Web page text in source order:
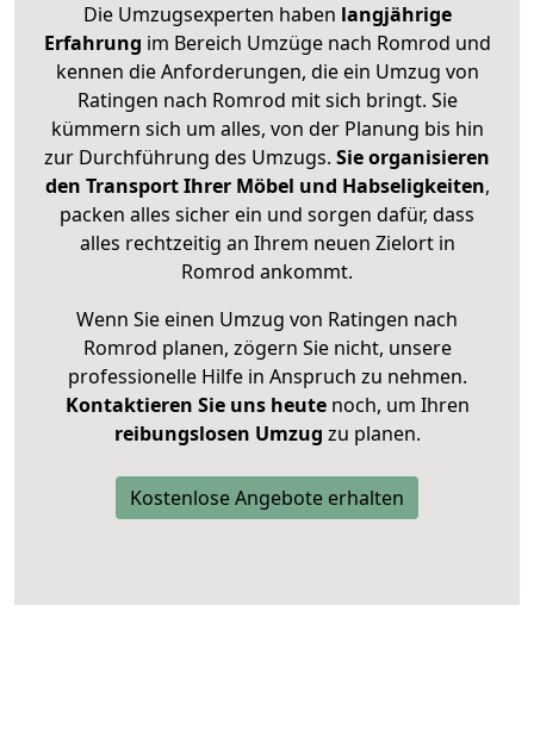
Die Umzugsexperten haben langjährige
Erfahrung im Bereich Umzüge nach Romrod und
kennen die Anforderungen, die ein Umzug von
Ratingen nach Romrod mit sich bringt. Sie
kümmern sich um alles, von der Planung bis hin
zur Durchführung des Umzugs. Sie organisieren
den Transport Ihrer Möbel und Habseligkeiten,
packen alles sicher ein und sorgen dafür, dass
alles rechtzeitig an Ihrem neuen Zielort in
Romrod ankommt.
Wenn Sie einen Umzug von Ratingen nach
Romrod planen, zögern Sie nicht, unsere
professionelle Hilfe in Anspruch zu nehmen.
Kontaktieren Sie uns heutenoch, um Ihren
reibungslosen Umzug zu planen.
Kostenlose Angebote erhalten